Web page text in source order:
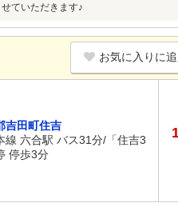
ていただきます♪
お気に入りに
吉田町住吉
線 六合駅 バス31分/「住吉3
停歩3分